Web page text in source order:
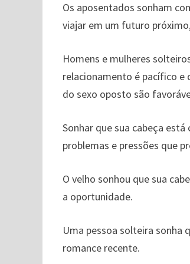
Os aposentados sonham
viajar em um futuro
Homens e mulheres
relacionamento é pacífico e
do sexo oposto são
Sonhar que sua cabeça
problemas e pressões que
O velho sonhou que sua
a oportunidade.
Uma pessoa solteira sonha
romance recente.